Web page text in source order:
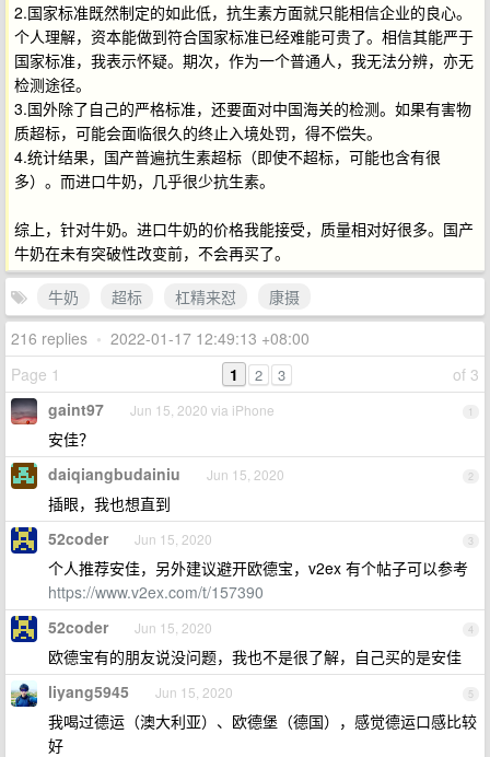
2.国家标准既然制定的如此低，抗生素方面就只能相信企业的良心。
个人理解，资本能做到符合国家标准已经难能可贵了。相信其能严于
国家标准，我表示怀疑。期次，作为一个普通人，我无法分辨，亦无
检测途径。
3.国外除了自己的严格标准，还要面对中国海关的检测。如果有害物
质超标，可能会面临很久的终止入境处罚，得不偿失。
4.统计结果，国产普遍抗生素超标（即使不超标，可能也含有很
多）。而进口牛奶，几乎很少抗生素。
综上，针对牛奶。进口牛奶的价格我能接受，质量相对好很多。国产
牛奶在未有突破性改变前，不会再买了。
牛奶
超标 杠精来怼
康摄
216 replies • 2022-01-17 12:49:13 +08:00
Page 1
of 3
1 2 3
1
gaint97 Jun 15, 2020 via iPhone
安佳？
2
daiqiangbudainiu Jun 15, 2020
插眼，我也想直到
3
52coder Jun 15, 2020
个人推荐安佳，另外建议避开欧德宝，v2ex 有个帖子可以参考
https://www.v2ex.com/t/157390
4
52coder Jun 15, 2020
欧德宝有的朋友说没问题，我也不是很了解，自己买的是安佳
5
liyang5945 Jun 15, 2020
我喝过德运（澳大利亚）、欧德堡（德国），感觉德运口感比较
好